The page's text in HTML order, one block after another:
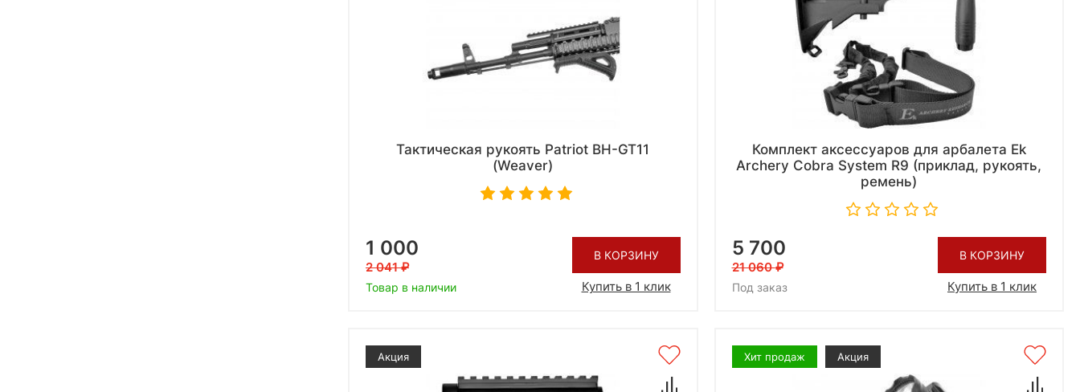
Тактическая рукоять Patriot BH-GT11
(Weaver)
1 000
2 041
Товар в наличии
В КОРЗИНУ
Купить в 1 клик
Комплект аксессуаров для арбалета Ek
Archery Cobra System R9 (приклад, рукоять,
ремень)
5 700
21 060
Под заказ
В КОРЗИНУ
Купить в 1 клик
Акция Хит продаж Акция